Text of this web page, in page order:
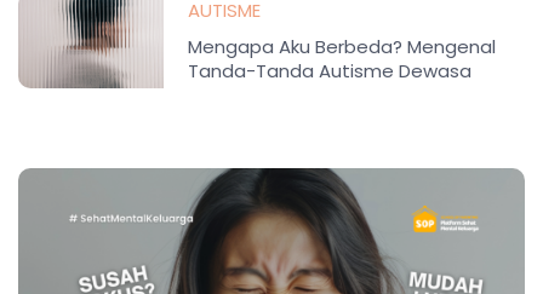
AUTISME
Mengapa Aku Berbeda? Mengenal
Tanda-Tanda Autisme Dewasa